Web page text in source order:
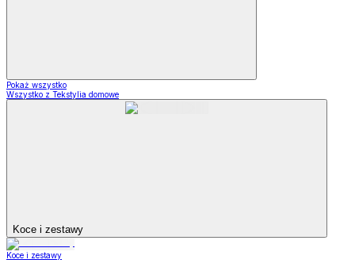
Pokaż wszystko
Wszystko z Tekstylia domowe
Koce i zestawy
Koce i zestawy